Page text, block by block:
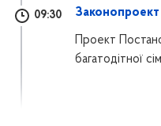
09:30
Проект
багатодітної